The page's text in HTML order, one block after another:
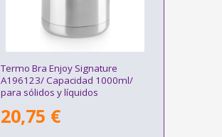
Termo Bra Enjoy Signature
A196123/ Capacidad 1000ml/
para sólidos y líquidos
20,75 €